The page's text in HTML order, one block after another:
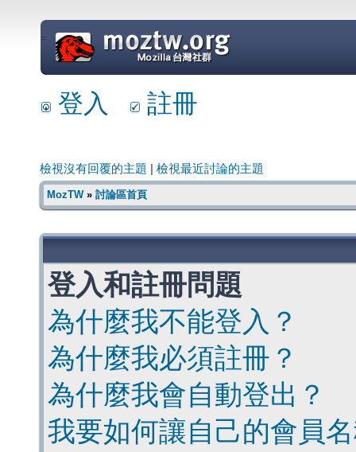
=
登入 註冊
檢視沒有回覆的主題 檢視最近討論的主題
MozTW» 討論區首頁
登入和註冊問題
為什麼我不能登入？
為什麼我必須註冊？
為什麼我會自動登出？
我要如何讓自己的會員